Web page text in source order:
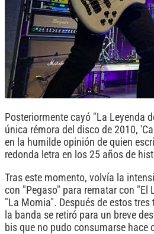
Posteriormente cayó "La Leyenda
única rémora del disco de 2010,
en la humilde opinión de quien
redonda letra en los 25 años de
Tras este momento, volvía la
con "Pegaso" para rematar con "El
"La Momia". Después de estos
la banda se retiró para un breve
bis que no pudo consumarse hace